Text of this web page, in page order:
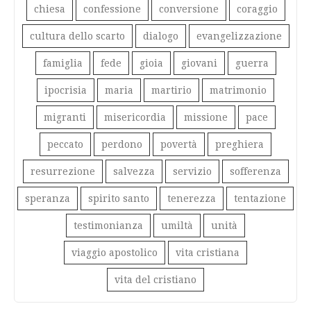
chiesa confessione conversione coraggio
cultura dello scarto dialogo evangelizzazione
famiglia fede gioia giovani guerra
ipocrisia maria martirio matrimonio
migranti misericordia missione pace
peccato perdono povertà preghiera
resurrezione salvezza servizio sofferenza
speranza spirito santo tenerezza tentazione
testimonianza umiltà unità
viaggio apostolico vita cristiana
vita del cristiano